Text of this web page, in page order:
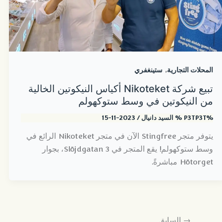
المحلات التجارية, ستينغفري
تبيع شركة Nikoteket أكياس النيكوتين الخالية
من النيكوتين في وسط ستوكهولم
%P3TP3T % السيد دانيال/
2023-11-15
يتوفر متجر Stingfree الآن في متجر Nikoteket الرائع في
وسط ستوكهولم! يقع المتجر في Slöjdgatan 3، بجوار
Hötorget مباشرةً.